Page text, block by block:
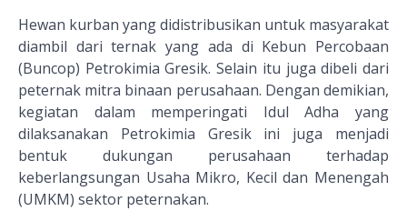
Hewan kurban yang didistribusikan untuk masyarakat
diambil dari ternak yang ada di Kebun Percobaan
(Buncop) Petrokimia Gresik. Selain itu juga dibeli dari
peternak mitra binaan perusahaan. Dengan demikian,
kegiatan dalam memperingati Idul Adha yang
dilaksanakan Petrokimia Gresik ini juga menjadi
bentuk dukungan perusahaan terhadap
keberlangsungan Usaha Mikro, Kecil dan Menengah
(UMKM) sektor peternakan.